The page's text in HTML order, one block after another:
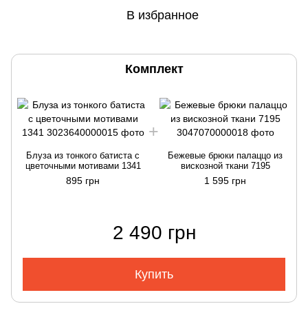
В избранное
Комплект
Блуза из тонкого батиста с
цветочными мотивами 1341
895 грн
Бежевые брюки палаццо из
вискозной ткани 7195
1 595 грн
2 490 грн
Купить